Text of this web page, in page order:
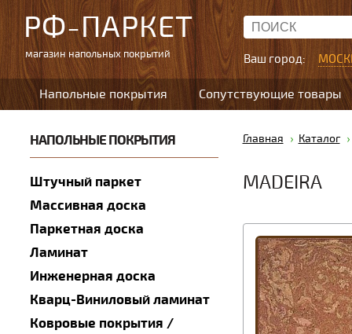
РФ-ПАРКЕТ
магазин напольных покрытий Ваш город:
Напольные покрытия Сопутствующие товары
НАПОЛЬНЫЕ ПОКРЫТИЯ
Штучный паркет
Массивная доска
Паркетная доска
Ламинат
Инженерная доска
Кварц-Виниловый ламинат
Ковровые покрытия /
Главная Каталог
MADEIRA